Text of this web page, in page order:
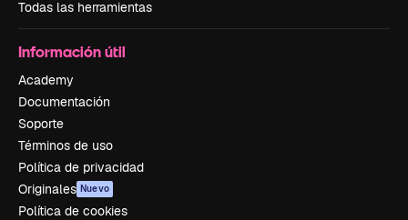
Todas las herramientas
Información útil
Academy
Documentación
Soporte
Términos de uso
Política de privacidad
Originales Nuevo
Política de cookies